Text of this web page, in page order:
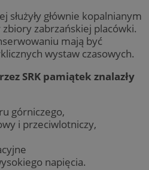
głównie kopalnianym
zabrzańskiej placówki.
mają być
wystaw czasowych.
SRK pamiątek znalazły
górniczego,
i przeciwlotniczy,
napięcia.